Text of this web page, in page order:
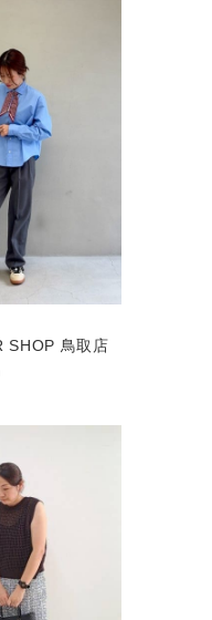
ド
SHOP 鳥取店